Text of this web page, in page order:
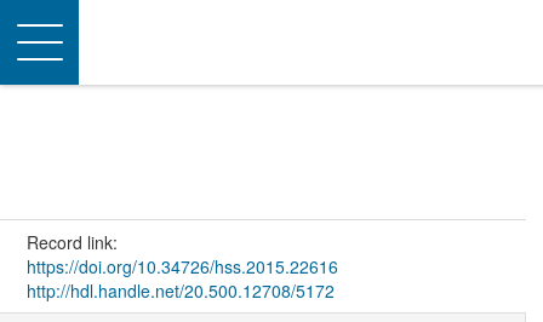
Toggle
navigation
Record link:
https://doi.org/10.34726/hss.2015.22616
http://hdl.handle.net/20.500.12708/5172